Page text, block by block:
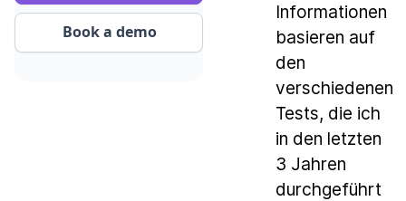
Book a demo
Informationen
basieren auf
den
verschiedenen
Tests, die ich
in den letzten
3 Jahren
durchgeführt